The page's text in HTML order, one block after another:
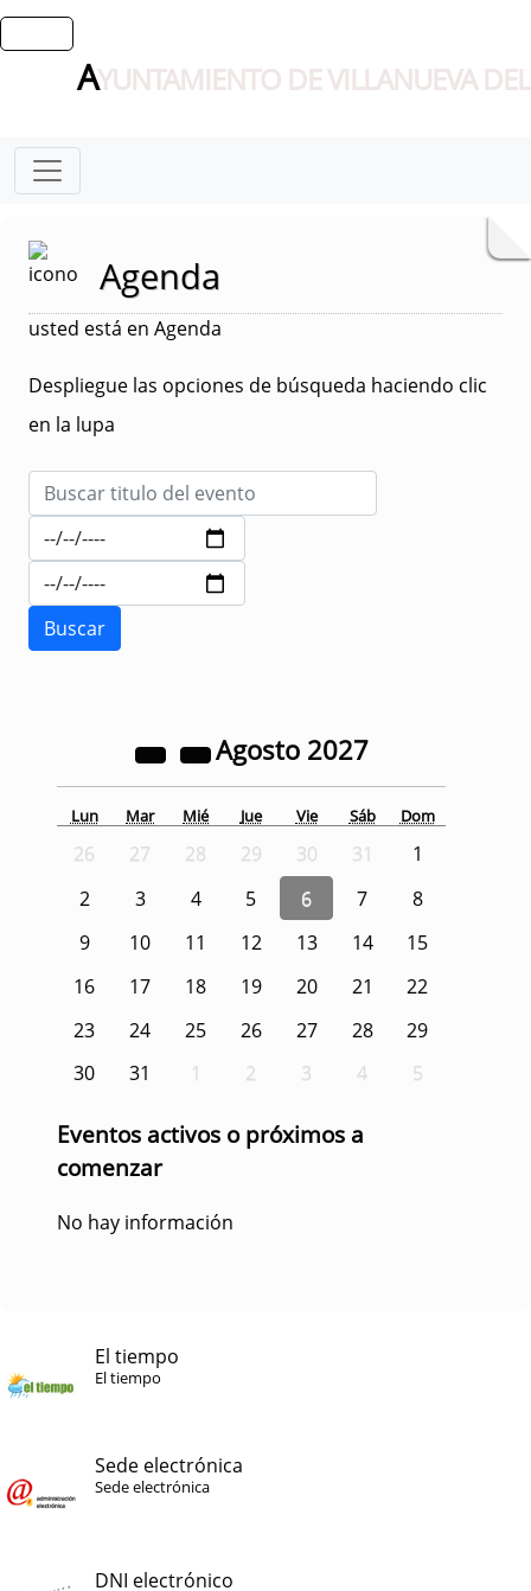
AYUNTAMIENTO DE VILLANUEVA
Agenda
usted está en Agenda
Despliegue las opciones de búsqueda haciendo clic
en la lupa
Agosto 2027
Lun Mar Mié Jue Vie Sáb Dom
26 27 28 29 30 31
1
2
3 4 5 6 7
8
9
10 11 12 13 14
15
16
17 18 19 20 21
22
23
24 25 26 27 28
29
30
31 1 2 3 4 5
Eventos activos o próximos a
comenzar
No hay información
El tiempo
El tiempo
Sede electrónica
Sede electrónica
DNI electrónico